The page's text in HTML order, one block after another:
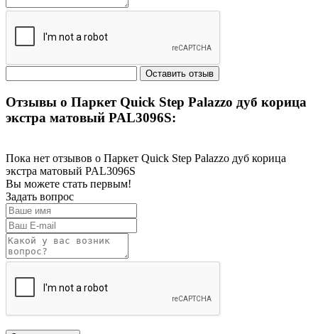
Отзывы о Паркет Quick Step Palazzo дуб корица
экстра матовый PAL3096S:
Пока нет отзывов о Паркет Quick Step Palazzo дуб корица
экстра матовый PAL3096S
Вы можете стать первым!
Задать вопрос